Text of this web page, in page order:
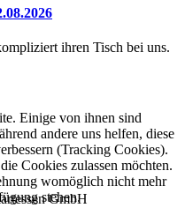
ihren Tisch bei uns.
GmbH
Einige von ihnen sind
andere uns helfen, diese
(Tracking Cookies).
Cookies zulassen möchten.
womöglich nicht mehr
stehen.